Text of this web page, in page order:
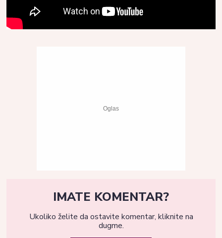
IMATE KOMENTAR?
Ukoliko želite da ostavite komentar, kliknite na
dugme.